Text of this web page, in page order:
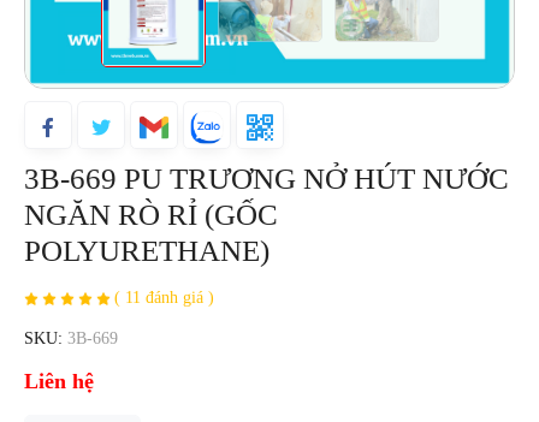
3B-669 PU TRƯƠNG NỞ HÚT NƯỚC
NGĂN RÒ RỈ (GỐC
POLYURETHANE)
( 11 đánh giá )
SKU: 3B-669
Liên hệ